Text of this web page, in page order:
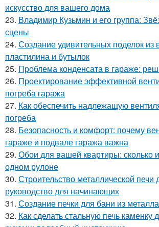
искусство для вашего дома
23. Владимир Кузьмин и его группа:
сцены
24. Создание удивительных поделок из
пластилина и бутылок
25. Проблема конденсата в гараже:
26. Проектирование эффективной
погреба гаража
27. Как обеспечить надлежащую
погреба
28. Безопасность и комфорт: почему
гараже и подвале гаража важна
29. Обои для вашей квартиры: сколько
одном рулоне
30. Строительство металлической печи
руководство для начинающих
31. Создание печки для бани из
32. Как сделать стальную печь каменку